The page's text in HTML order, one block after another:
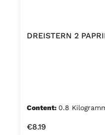
DREISTERN 2
Content: 0.8
Regular price:
€8.19